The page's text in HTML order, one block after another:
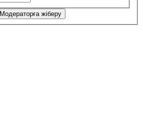
Модераторға жіберу